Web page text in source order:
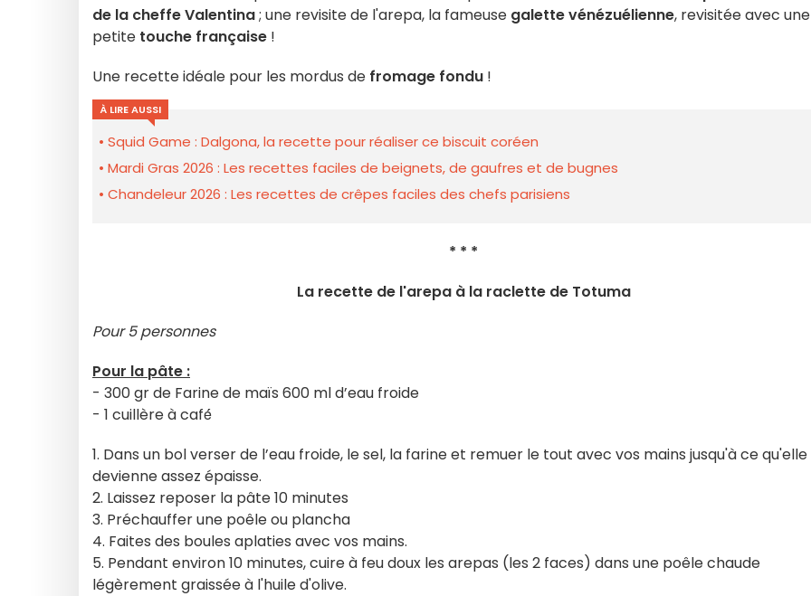
de la cheffe Valentina; une revisite de l'arepa, la fameuse galette vénézuélienne, revisitée avec une
petite touche française !
Une recette idéale pour les mordus de fromage fondu !
À LIRE AUSSI
Squid Game : Dalgona, la recette pour réaliser ce biscuit coréen
Mardi Gras 2026 : Les recettes faciles de beignets, de gaufres et de bugnes
Chandeleur 2026 : Les recettes de crêpes faciles des chefs parisiens
* * *
La recette de l'arepa à la raclette de Totuma
Pour 5 personnes
Pour la pâte :
- 300 gr de Farine de maïs 600 ml d’eau froide
- 1 cuillère à café́
1. Dans un bol verser de l’eau froide, le sel, la farine et remuer le tout avec vos mains jusqu'à ce qu'elle
devienne assez épaisse.
2. Laissez reposer la pâte 10 minutes
3. Préchauffer une poêle ou plancha
4. Faites des boules aplaties avec vos mains.
5. Pendant environ 10 minutes, cuire à feu doux les arepas (les 2 faces) dans une poêle chaude
légèrement graissée à l'huile d'olive.